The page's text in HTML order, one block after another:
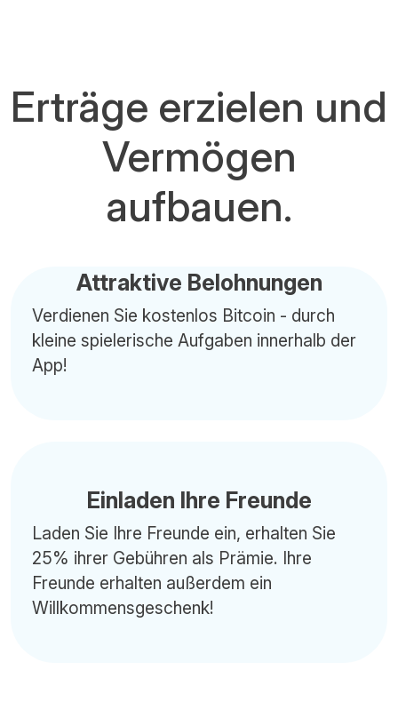
Erträge erzielen und
Vermögen
aufbauen.
Attraktive Belohnungen
Verdienen Sie kostenlos Bitcoin - durch
kleine spielerische Aufgaben innerhalb der
App!
Einladen Ihre Freunde
Laden Sie Ihre Freunde ein, erhalten Sie
25% ihrer Gebühren als Prämie. Ihre
Freunde erhalten außerdem ein
Willkommensgeschenk!